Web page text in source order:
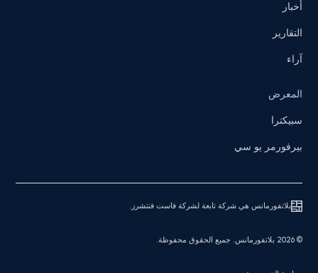
أخبار
التقارير
آراء
المعرض
سبيكترا
بيرفورمر يو سي
بلاتفورمانس هي شركة تابعة لشركة فاست فنتشرز.
© 2026 بلاتفورمانس. جميع الحقوق محفوظة.